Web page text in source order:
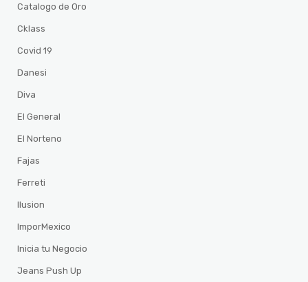
Catalogo de Oro
Cklass
Covid 19
Danesi
Diva
El General
El Norteno
Fajas
Ferreti
Ilusion
ImporMexico
Inicia tu Negocio
Jeans Push Up